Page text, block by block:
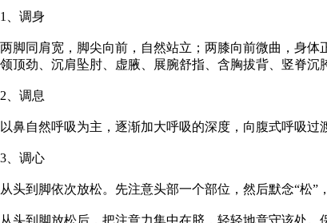
1、调身
两脚同肩宽，脚尖向前，自然站立；两膝向前微曲，身
领顶劲、沉肩坠肘、虚腋、展腕舒指、含胸拔背、竖脊沉
2、调息
以鼻自然呼吸为主，逐渐加大呼吸的深度，向腹式呼吸过
3、调心
从头到脚依次放松。先注意头部一个部位，然后默念“松”
从头到脚放松后，把注意力集中在脐，轻轻地意守该处